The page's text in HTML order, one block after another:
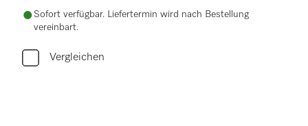
Sofort verfügbar. Liefertermin wird nach Bestellung
vereinbart.
Vergleichen